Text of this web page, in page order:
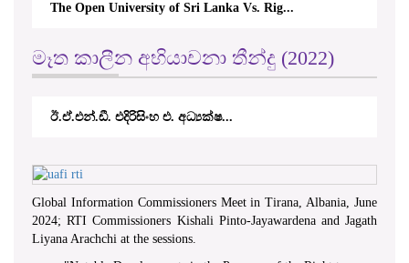
The Open University of Sri Lanka Vs. Rig...
මෑත කාලීන අභියාචනා තීන්දු (2022)
ඊ.ඒ.එන්.ඩී. එදිරිසිංහ එ. අධ්‍යක්ෂ...
Global Information Commissioners Meet in Tirana, Albania, June
2024; RTI Commissioners Kishali Pinto-Jayawardena and Jagath
Liyana Arachchi at the sessions.